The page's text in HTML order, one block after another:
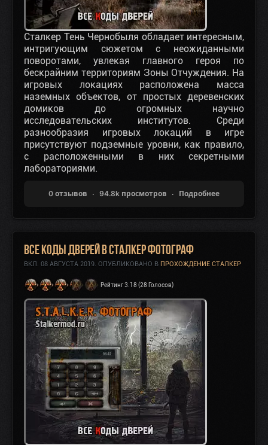
Сталкер Тень Чернобыля обладает интересным,
интригующим сюжетом с неожиданными
поворотами, увлекая главного героя по
бескрайним территориям Зоны Отчуждения. На
игровых локациях расположена масса
наземных объектов, от простых деревенских
домиков до огромных научно
исследовательских институтов. Среди
разнообразия игровых локаций в игре
присутствуют подземные уровни, как правило,
с расположенными в них секретными
лабораториями.
0 отзывов 94.8k просмотров Подробнее
Все коды дверей в Сталкер Фотограф
ВКЛ. 08 АВГУСТА 2019. ОПУБЛИКОВАНО В ПРОХОЖДЕНИЕ СТАЛКЕР
Рейтинг 3.18 (28 Голосов)